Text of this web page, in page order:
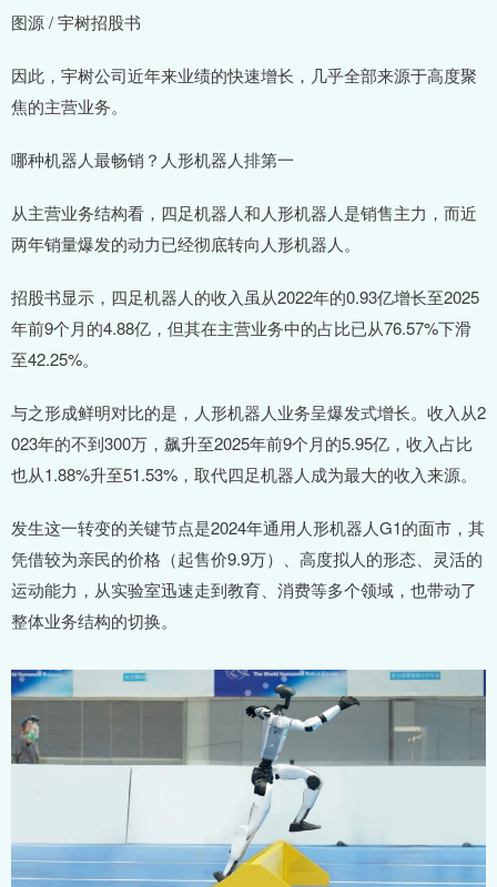
图源 / 宇树招股书
因此，宇树公司近年来业绩的快速增长，几乎全部来源于高度聚
焦的主营业务。
哪种机器人最畅销？人形机器人排第一
从主营业务结构看，四足机器人和人形机器人是销售主力，而近
两年销量爆发的动力已经彻底转向人形机器人。
招股书显示，四足机器人的收入虽从2022年的0.93亿增长至2025
年前9个月的4.88亿，但其在主营业务中的占比已从76.57%下滑
至42.25%。
与之形成鲜明对比的是，人形机器人业务呈爆发式增长。收入从2
023年的不到300万，飙升至2025年前9个月的5.95亿，收入占比
也从1.88%升至51.53%，取代四足机器人成为最大的收入来源。
发生这一转变的关键节点是2024年通用人形机器人G1的面市，其
凭借较为亲民的价格（起售价9.9万）、高度拟人的形态、灵活的
运动能力，从实验室迅速走到教育、消费等多个领域，也带动了
整体业务结构的切换。